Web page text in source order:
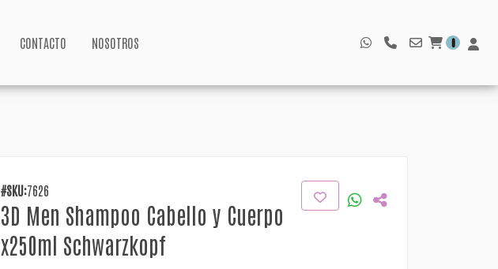
CONTACTO NOSOTROS 0
#SKU:7626
3D Men Shampoo Cabello y Cuerpo
x250ml Schwarzkopf